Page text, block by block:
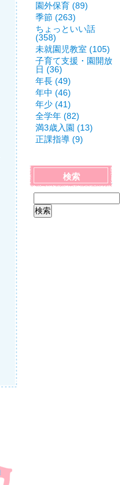
園外保育 (89)
季節 (263)
ちょっといい話
(358)
未就園児教室 (105)
子育て支援・園開放
日 (36)
年長 (49)
年中 (46)
年少 (41)
全学年 (82)
満3歳入園 (13)
正課指導 (9)
検索